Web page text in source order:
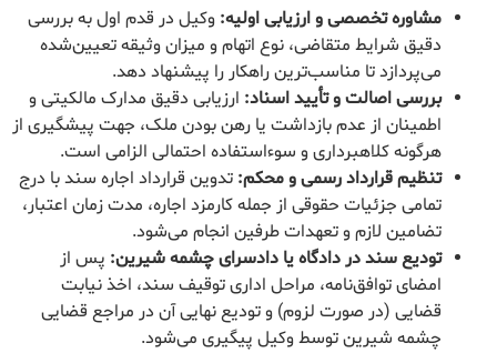
مشاوره تخصصی و ارزیابی اولیه: وکیل در قدم اول به بررسی
دقیق شرایط متقاضی، نوع اتهام و میزان وثیقه تعیین‌شده
می‌پردازد تا مناسب‌ترین راهکار را پیشنهاد دهد.
بررسی اصالت و تأیید اسناد: ارزیابی دقیق مدارک مالکیتی و
اطمینان از عدم بازداشت یا رهن بودن ملک، جهت پیشگیری از
هرگونه کلاهبرداری و سوءاستفاده احتمالی الزامی است.
تنظیم قرارداد رسمی و محکم: تدوین قرارداد اجاره سند با درج
تمامی جزئیات حقوقی از جمله کارمزد اجاره، مدت زمان اعتبار،
تضامین لازم و تعهدات طرفین انجام می‌شود.
تودیع سند در دادگاه یا دادسرای چشمه شیرین: پس از
امضای توافق‌نامه، مراحل اداری توقیف سند، اخذ نیابت
قضایی (در صورت لزوم) و تودیع نهایی آن در مراجع قضایی
چشمه شیرین توسط وکیل پیگیری می‌شود.